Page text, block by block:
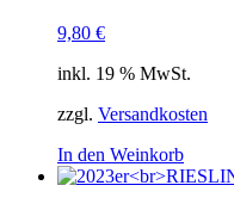
9,80 €
inkl. 19 % MwSt.
zzgl. Versandkosten
In den Weinkorb